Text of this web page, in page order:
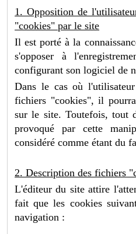
1. Opposition de
"cookies" par le site
Il est porté à la
s'opposer à
configurant son logiciel de
Dans le cas où
fichiers "cookies", il
sur le site. Toutefois, tout
provoqué par cette
considéré comme étant du
2. Description des fichiers
L'éditeur du site attire
fait que les cookies
navigation :